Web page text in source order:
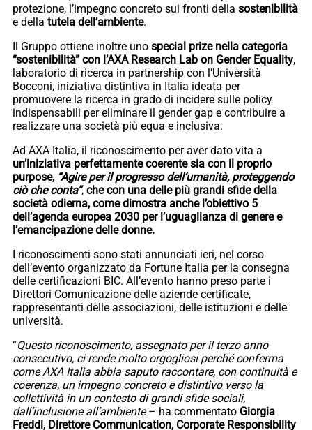
protezione, l’impegno concreto sui fronti della sostenibilità
e della tutela dell’ambiente.
Il Gruppo ottiene inoltre uno special prize nella categoria
“sostenibilità” con l’AXA Research Lab on Gender Equality,
laboratorio di ricerca in partnership con l’Università
Bocconi, iniziativa distintiva in Italia ideata per
promuovere la ricerca in grado di incidere sulle policy
indispensabili per eliminare il gender gap e contribuire a
realizzare una società più equa e inclusiva.
Ad AXA Italia, il riconoscimento per aver dato vita a
un’iniziativa perfettamente coerente sia con il proprio
purpose, “Agire per il progresso dell’umanità, proteggendo
ciò che conta”, che con una delle più grandi sfide della
società odierna, come dimostra anche l’obiettivo 5
dell’agenda europea 2030 per l’uguaglianza di genere e
l’emancipazione delle donne.
I riconoscimenti sono stati annunciati ieri, nel corso
dell’evento organizzato da Fortune Italia per la consegna
delle certificazioni BIC. All’evento hanno preso parte i
Direttori Comunicazione delle aziende certificate,
rappresentanti delle associazioni, delle istituzioni e delle
università.
“Questo riconoscimento, assegnato per il terzo anno
consecutivo, ci rende molto orgogliosi perché conferma
come AXA Italia abbia saputo raccontare, con continuità e
coerenza, un impegno concreto e distintivo verso la
collettività in un contesto di grandi sfide sociali,
dall’inclusione all’ambiente– ha commentato Giorgia
Freddi, Direttore Communication, Corporate Responsibility